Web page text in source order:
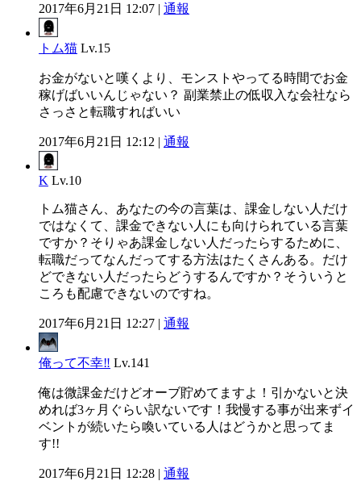
2017年6月21日 12:07 | 通報
トム猫 Lv.15
お金がないと嘆くより、モンストやってる時間でお金
稼げばいいんじゃない？ 副業禁止の低収入な会社なら
さっさと転職すればいい
2017年6月21日 12:12 | 通報
K Lv.10
トム猫さん、あなたの今の言葉は、課金しない人だけ
ではなくて、課金できない人にも向けられている言葉
ですか？そりゃあ課金しない人だったらするために、
転職だってなんだってする方法はたくさんある。だけ
どできない人だったらどうするんですか？そういうと
ころも配慮できないのですね。
2017年6月21日 12:27 | 通報
俺って不幸‼ Lv.141
俺は微課金だけどオーブ貯めてますよ！引かないと決
めれば3ヶ月ぐらい訳ないです！我慢する事が出来ずイ
ベントが続いたら喚いている人はどうかと思ってま
す!!
2017年6月21日 12:28 | 通報